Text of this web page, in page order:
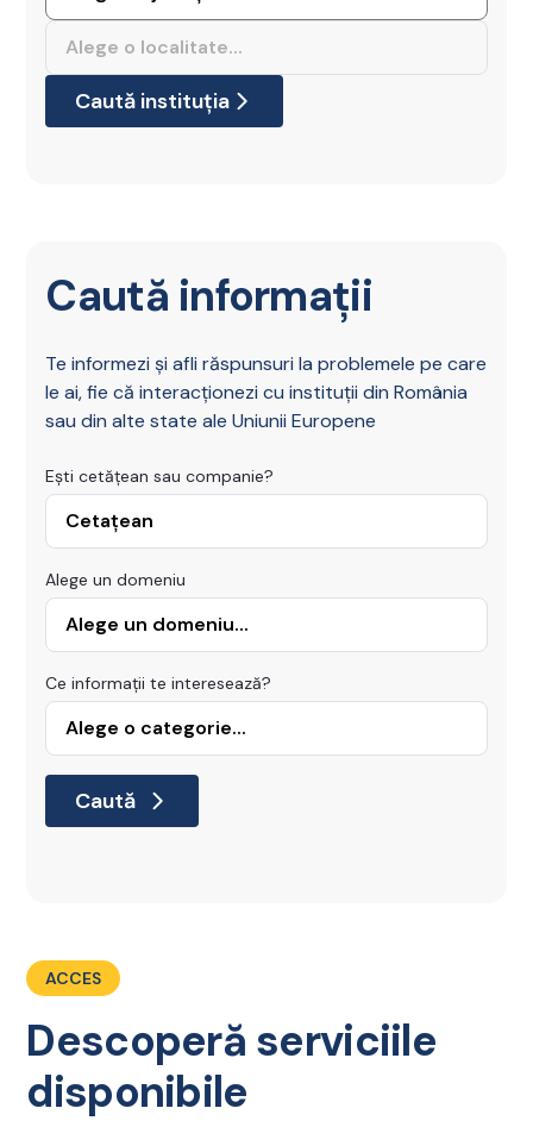
Caută instituția
Caută informații
Te informezi și afli răspunsuri la problemele pe care
le ai, fie că interacționezi cu instituții din România
sau din alte state ale Uniunii Europene
Ești cetățean sau companie?
Alege un domeniu
Ce informații te interesează?
Caută
ACCES
Descoperă serviciile
disponibile